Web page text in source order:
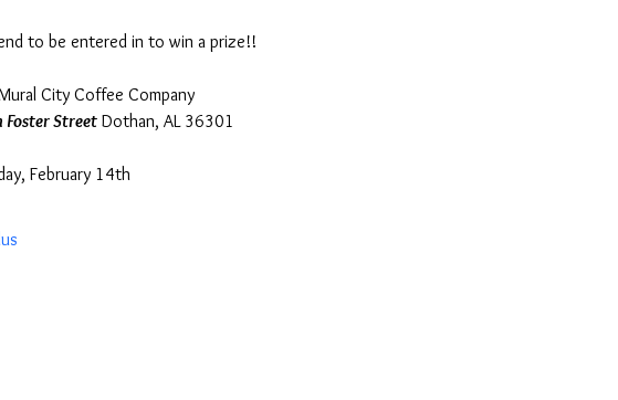
to be entered in to win a prize!!
City Coffee Company
Foster Street Dothan, AL 36301
February 14th